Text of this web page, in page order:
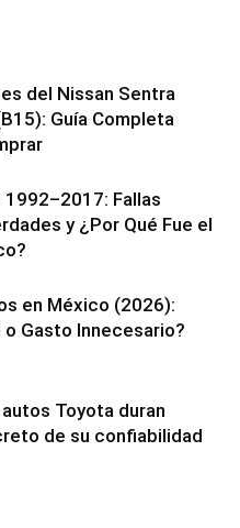
del Nissan Sentra
Guía Completa
1992–2017: Fallas
y ¿Por Qué Fue el
en México (2026):
o Gasto Innecesario?
Toyota duran
de su confiabilidad